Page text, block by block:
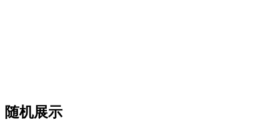
随机展示